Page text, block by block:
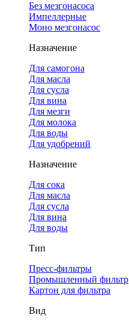
Без мезгонасоса
Импеллерные
Моно мезгонасос
Назначение
Для самогона
Для масла
Для сусла
Для вина
Для мезги
Для молока
Для воды
Для удобрений
Назначение
Для сока
Для масла
Для сусла
Для вина
Для воды
Тип
Пресс-фильтры
Промышленный фильтр
Картон для фильтра
Вид